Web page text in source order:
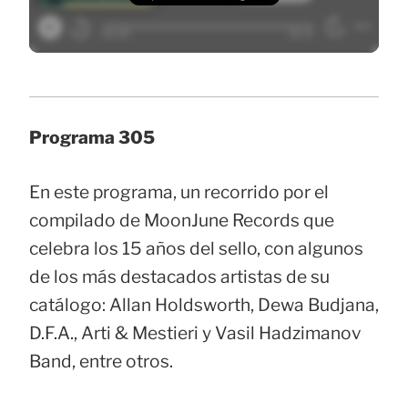
Programa 305
En este programa, un recorrido por el
compilado de MoonJune Records que
celebra los 15 años del sello, con algunos
de los más destacados artistas de su
catálogo: Allan Holdsworth, Dewa Budjana,
D.F.A., Arti & Mestieri y Vasil Hadzimanov
Band, entre otros.